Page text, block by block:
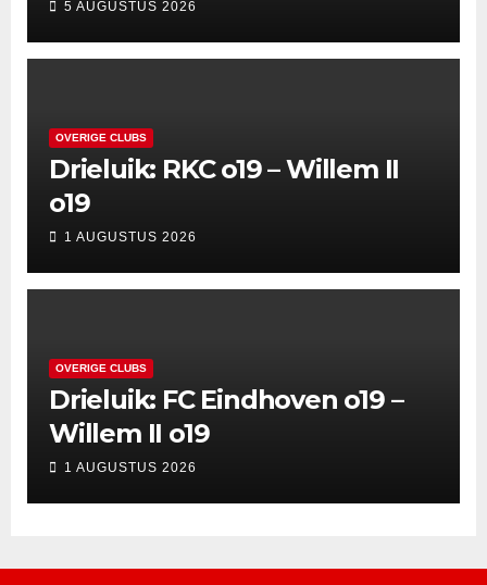
5 AUGUSTUS 2026
OVERIGE CLUBS
Drieluik: RKC o19 – Willem II
o19
1 AUGUSTUS 2026
OVERIGE CLUBS
Drieluik: FC Eindhoven o19 –
Willem II o19
1 AUGUSTUS 2026